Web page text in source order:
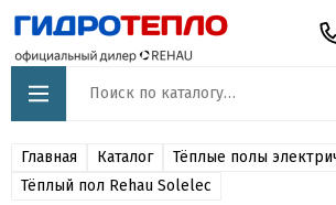
Главная Каталог
Тёплые полы
Тёплый пол Rehau Solelec